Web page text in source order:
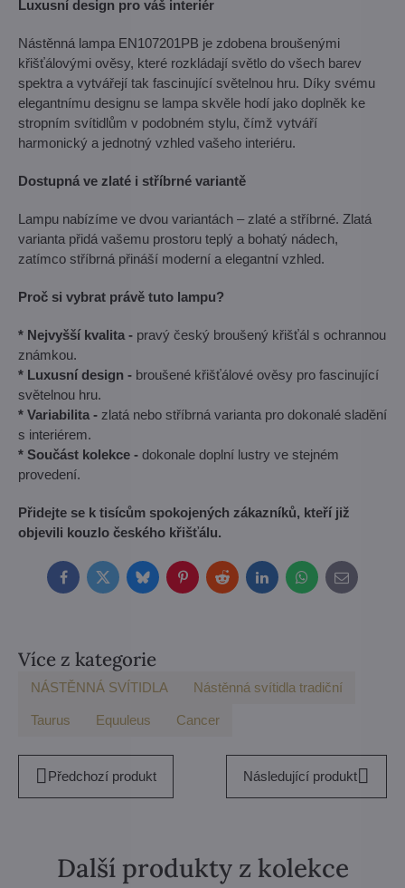
Luxusní design pro váš interiér
Nástěnná lampa EN107201PB je zdobena broušenými
křišťálovými ověsy, které rozkládají světlo do všech barev
spektra a vytvářejí tak fascinující světelnou hru. Díky svému
elegantnímu designu se lampa skvěle hodí jako doplněk ke
stropním svítidlům v podobném stylu, čímž vytváří
harmonický a jednotný vzhled vašeho interiéru.
Dostupná ve zlaté i stříbrné variantě
Lampu nabízíme ve dvou variantách – zlaté a stříbrné. Zlatá
varianta přidá vašemu prostoru teplý a bohatý nádech,
zatímco stříbrná přináší moderní a elegantní vzhled.
Proč si vybrat právě tuto lampu?
* Nejvyšší kvalita - pravý český broušený křišťál s ochrannou
známkou.
* Luxusní design - broušené křišťálové ověsy pro fascinující
světelnou hru.
* Variabilita - zlatá nebo stříbrná varianta pro dokonalé sladění
s interiérem.
* Součást kolekce - dokonale doplní lustry ve stejném
provedení.
Přidejte se k tisícům spokojených zákazníků, kteří již
objevili kouzlo českého křišťálu.
FacebookTwitterBlueskyPinterestRedditLinkedInWhatsApp
E-
mail
Více z kategorie
NÁSTĚNNÁ SVÍTIDLA Nástěnná svítidla tradiční
Taurus Equuleus Cancer
Předchozí produkt Následující produkt
Další produkty z kolekce